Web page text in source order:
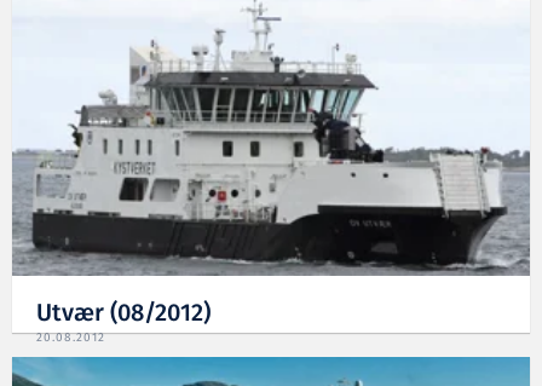
Utvær (08/2012)
20.08.2012